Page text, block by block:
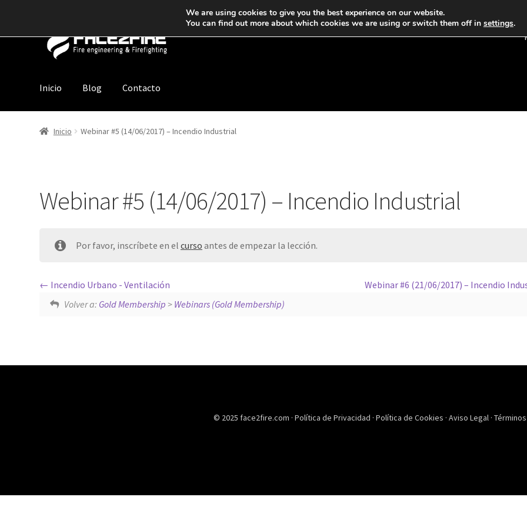
Inicio Blog Contacto
Inicio Webinar #5 (14/06/2017) – Incendio Industrial
Webinar #5 (14/06/2017) – Incendio Industrial
Por favor, inscríbete en el curso antes de empezar la lección.
Incendio Urbano - Ventilación
Webinar #6 (21/06/2017) – Incendio
Volver a: Gold Membership > Webinars (Gold Membership)
© 2025 face2fire.com · Política de Privacidad · Política de Cookies · Aviso Legal ·
We are using cookies to give you the best experience on our website.
You can find out more about which cookies we are using or switch them off in settings.